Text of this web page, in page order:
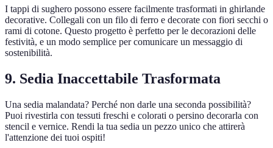
I tappi di sughero possono essere facilmente trasformati in ghirlande
decorative. Collegali con un filo di ferro e decorate con fiori secchi o
rami di cotone. Questo progetto è perfetto per le decorazioni delle
festività, e un modo semplice per comunicare un messaggio di
sostenibilità.
9. Sedia Inaccettabile Trasformata
Una sedia malandata? Perché non darle una seconda possibilità?
Puoi rivestirla con tessuti freschi e colorati o persino decorarla con
stencil e vernice. Rendi la tua sedia un pezzo unico che attirerà
l'attenzione dei tuoi ospiti!